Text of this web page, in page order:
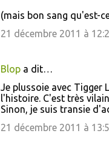
(mais bon sang qu'est-
21 décembre 2011 à
Blopa dit…
Je plussoie avec Tigger
l'histoire. C'est très
Sinon, je suis transie
21 décembre 2011 à